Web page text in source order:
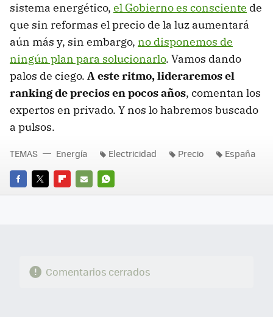
sistema energético, el Gobierno es consciente de
que sin reformas el precio de la luz aumentará
aún más y, sin embargo, no disponemos de
ningún plan para solucionarlo. Vamos dando
palos de ciego. A este ritmo, lideraremos el
ranking de precios en pocos años, comentan los
expertos en privado. Y nos lo habremos buscado
a pulsos.
FACEBOOK
TWITTERFLIPBOARD
E-
WHATSAPP
TEMAS Energía Electricidad Precio España
Comentarios cerrados